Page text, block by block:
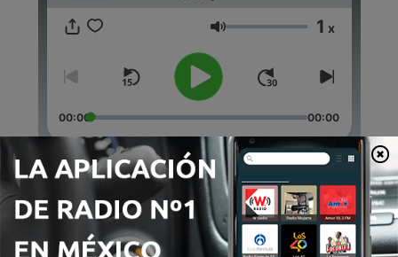
Volumen 1 x
00:00 00:00
Episodios
Jonh F Kenedy
04 mar. 2021